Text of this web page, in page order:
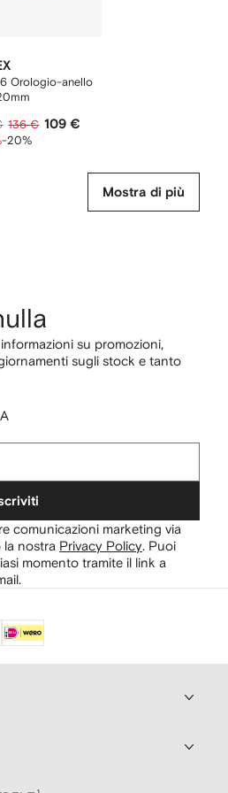
Orologio-anello
136 € 109 €
-20%
Mostra di più
su promozioni,
sugli stock e tanto
comunicazioni marketing via
la nostra Privacy Policy. Puoi
momento tramite il link a